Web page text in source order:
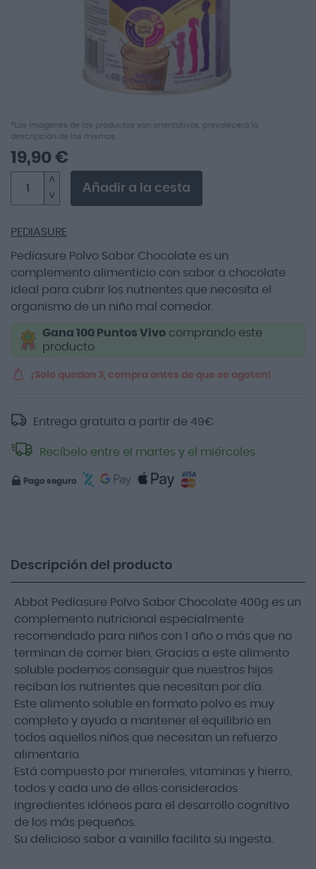
Saltar
al
comienzo
galería
*Las imágenes de los productos son orientativas, prevalecerá la
descripción de los mismos.
PEDIASURE
Pediasure Polvo Sabor Chocolate es un
complemento alimenticio con sabor a chocolate
ideal para cubrir los nutrientes que necesita el
organismo de un niño mal comedor.
Gana 100 Puntos Vivo comprando este
producto
19,90 €
Añadir a la cesta
¡Solo quedan 3, compra antes de que se agoten!
Entrega gratuita a partir de 49€
Recíbelo entre el martes y el miércoles
Pago seguro
Descripción del producto
Abbot Pediasure Polvo Sabor Chocolate 400g es un
complemento nutricional especialmente
recomendado para niños con 1 año o más que no
terminan de comer bien. Gracias a este alimento
soluble podemos conseguir que nuestros hijos
reciban los nutrientes que necesitan por día.
Este alimento soluble en formato polvo es muy
completo y ayuda a mantener el equilibrio en
todos aquellos niños que necesitan un refuerzo
alimentario.
Está compuesto por minerales, vitaminas y hierro,
todos y cada uno de ellos considerados
ingredientes idóneos para el desarrollo cognitivo
de los más pequeños.
Su delicioso sabor a vainilla facilita su ingesta.